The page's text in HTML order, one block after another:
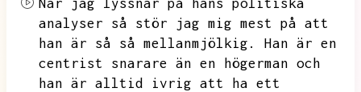
När jag lyssnar på hans politiska
analyser så stör jag mig mest på att
han är så så mellanmjölkig.
Han är en
centrist snarare än en högerman och
han är alltid ivrig att ha ett